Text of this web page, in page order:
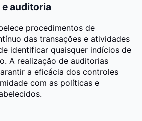
auditoria
procedimentos de
das transações e atividades
identificar quaisquer indícios de
A realização de auditorias
a eficácia dos controles
com as políticas e